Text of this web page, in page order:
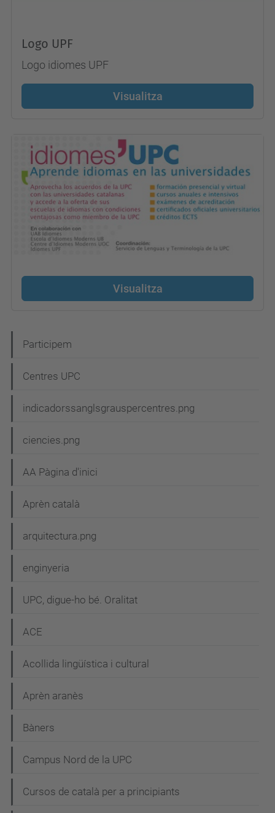
Logo UPF
Logo idiomes UPF
Visualitza
Visualitza
a
v
g
a
i
ó
Participem
Centres UPC
indicadorssanglsgrauspercentres.png
ciencies.png
AA Pàgina d'inici
Aprèn català
arquitectura.png
enginyeria
UPC, digue-ho bé. Oralitat
ACE
Acollida lingüística i cultural
Aprèn aranès
Bàners
Campus Nord de la UPC
Cursos de català per a principiants